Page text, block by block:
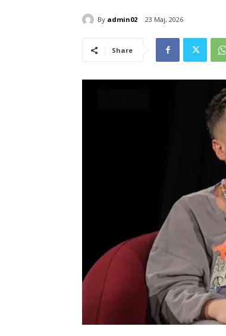
By admin02 23 Maj, 2026
Share